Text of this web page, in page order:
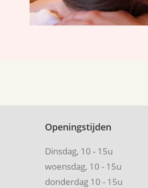
Openingstijden
Dinsdag, 10 - 15u
woensdag, 10 - 15u
donderdag 10 - 15u